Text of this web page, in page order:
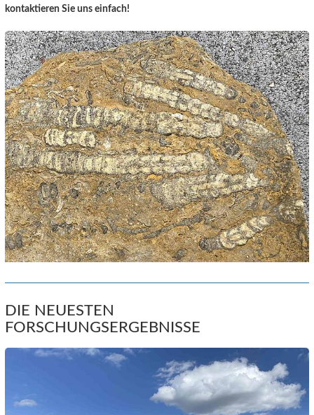
kontaktieren Sie uns einfach!
DIE NEUESTEN
FORSCHUNGSERGEBNISSE